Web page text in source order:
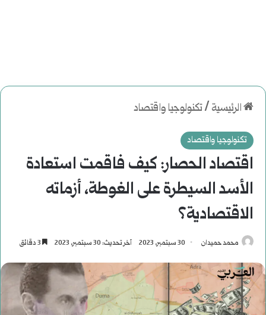
الرئيسية /تكنولوجيا واقتصاد
تكنولوجيا واقتصاد
اقتصاد الحصار: كيف فاقمت استعادة
الأسد السيطرة على الغوطة، أزماته
الاقتصادية؟
محمد حميدان 30 سبتمبر، 2023 آخر تحديث: 30 سبتمبر، 2023